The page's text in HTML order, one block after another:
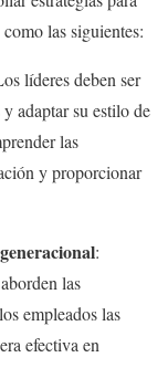
las siguientes:
líderes deben ser
adaptar su estilo de
las
y proporcionar
:
las
empleados las
efectiva en